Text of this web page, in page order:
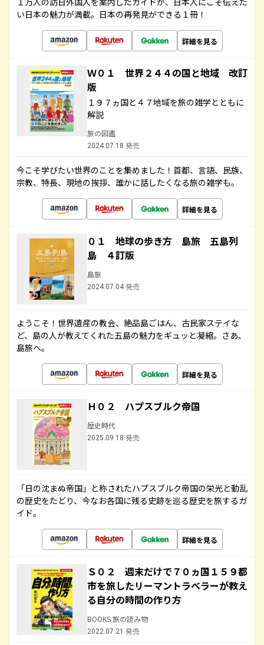
い日本の魅力が満載。日本の再発見ができる１冊！
詳細を見る
Ｗ０１ 世界２４４の国と地域 改訂
版
１９７ヵ国と４７地域を旅の雑学とともに
解説
旅の図鑑
2024.07.18 発売
今こそ学びたい世界のことを集めました！首都、言語、民族、
宗教、特長、現地の挨拶、誰かに話したくなる旅の雑学も。
詳細を見る
０１ 地球の歩き方 島旅 五島列
島 ４訂版
島旅
2024.07.04 発売
ようこそ！世界遺産の教会、絶品島ごはん、古民家ステイな
ど、島の人が教えてくれた五島の魅力をギュッと凝縮。さあ、
島旅へ。
詳細を見る
Ｈ０２ ハプスブルク帝国
歴史時代
2025.09.18 発売
「日の沈まぬ帝国」と称されたハプスブルク帝国の栄光と動乱
の歴史をたどり、今なお各国に残る史跡を巡る歴史を旅するガ
イド。
詳細を見る
Ｓ０２ 週末だけで７０ヵ国１５９都
市を旅したリーマントラベラーが教え
る自分の時間の作り方
BOOKS 旅の読み物
2022.07.21 発売